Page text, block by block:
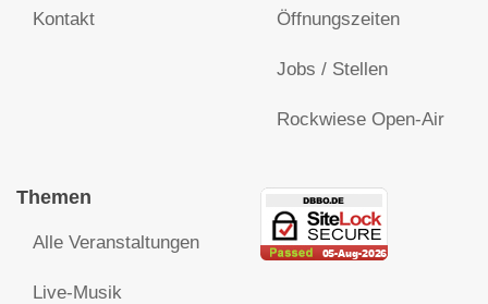
Kontakt Öffnungszeiten
Jobs / Stellen
Rockwiese Open-Air
Themen
Alle Veranstaltungen
Live-Musik